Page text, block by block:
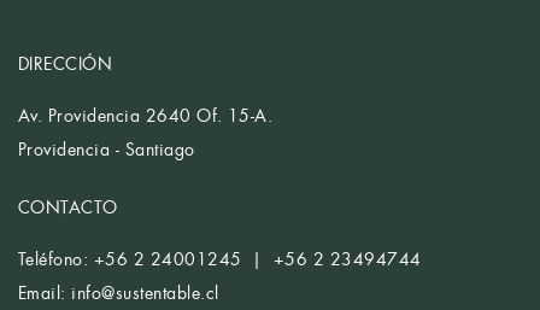
DIRECCIÓN
Av. Providencia 2640 Of. 15-A.
Providencia - Santiago
CONTACTO
Teléfono: +56 2 24001245 | +56 2 23494744
Email: info@sustentable.cl